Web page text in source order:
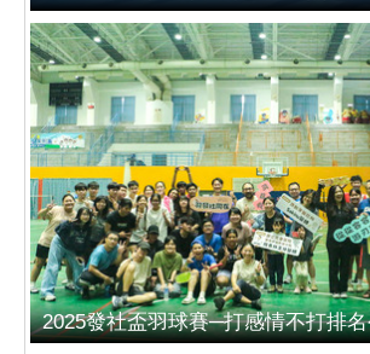
2025發社盃羽球賽─打感情不打排